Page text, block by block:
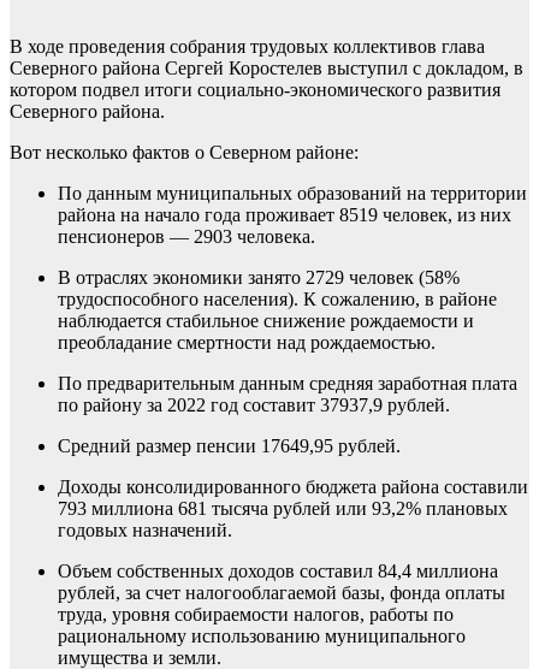
В ходе проведения собрания трудовых коллективов глава
Северного района Сергей Коростелев выступил с докладом, в
котором подвел итоги социально-экономического развития
Северного района.
Вот несколько фактов о Северном районе:
По данным муниципальных образований на территории
района на начало года проживает 8519 человек, из них
пенсионеров — 2903 человека.
В отраслях экономики занято 2729 человек (58%
трудоспособного населения). К сожалению, в районе
наблюдается стабильное снижение рождаемости и
преобладание смертности над рождаемостью.
По предварительным данным средняя заработная плата
по району за 2022 год составит 37937,9 рублей.
Средний размер пенсии 17649,95 рублей.
Доходы консолидированного бюджета района составили
793 миллиона 681 тысяча рублей или 93,2% плановых
годовых назначений.
Объем собственных доходов составил 84,4 миллиона
рублей, за счет налогооблагаемой базы, фонда оплаты
труда, уровня собираемости налогов, работы по
рациональному использованию муниципального
имущества и земли.